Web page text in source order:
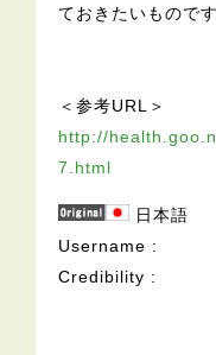
ておきたいものです
＜参考URL＞
http://
7.html
日本語
Username
Credibility